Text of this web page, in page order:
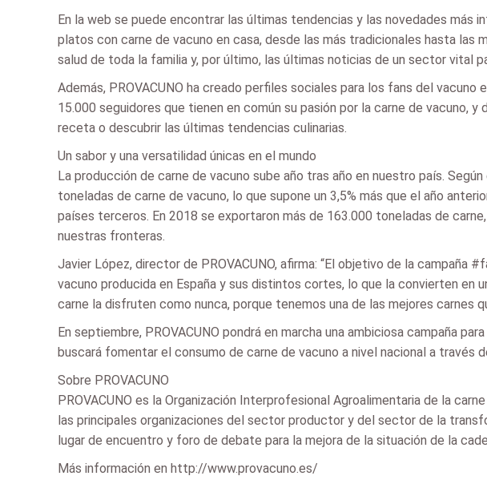
En la web se puede encontrar las últimas tendencias y las novedades más
platos con carne de vacuno en casa, desde las más tradicionales hasta las
salud de toda la familia y, por último, las últimas noticias de un sector vital
Además, PROVACUNO ha creado perfiles sociales para los fans del
15.000 seguidores que tienen en común su pasión por la carne de
receta o descubrir las últimas tendencias culinarias.
Un sabor y una versatilidad únicas en el mundo
La producción de carne de vacuno sube año tras año en nuestro país.
toneladas de carne de vacuno, lo que supone un 3,5% más que el año
países terceros. En 2018 se exportaron más de 163.000 toneladas de
nuestras fronteras.
Javier López, director de PROVACUNO, afirma: “El objetivo de la campaña
vacuno producida en España y sus distintos cortes, lo que la convierten en
carne la disfruten como nunca, porque tenemos una de las mejores carnes
En septiembre, PROVACUNO pondrá en marcha una ambiciosa campaña
buscará fomentar el consumo de carne de vacuno a nivel nacional a través
Sobre PROVACUNO
PROVACUNO es la Organización Interprofesional Agroalimentaria de la
las principales organizaciones del sector productor y del sector de la
lugar de encuentro y foro de debate para la mejora de la situación de la
Más información en http://www.provacuno.es/